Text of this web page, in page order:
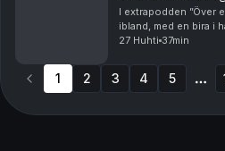
I extrapodden ”Över
ibland, med en bira i
och ofiltrerat om
27 Huhti 37min
1 2 3 4 5